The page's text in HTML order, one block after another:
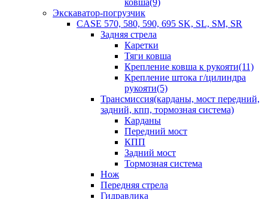
ковша(9)
Экскаватор-погрузчик
CASE 570, 580, 590, 695 SK, SL, SM, SR
Задняя стрела
Каретки
Тяги ковша
Крепление ковша к рукояти(11)
Крепление штока г/цилиндра
рукояти(5)
Трансмиссия(карданы, мост передний,
задний, кпп, тормозная система)
Карданы
Передний мост
КПП
Задний мост
Тормозная система
Нож
Передняя стрела
Гидравлика